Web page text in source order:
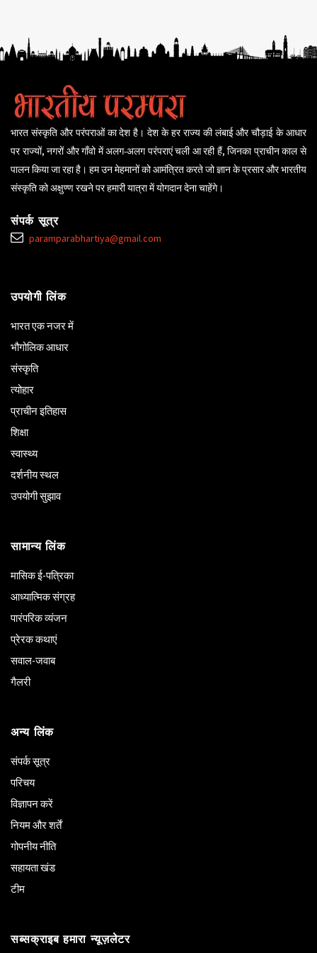
भारत संस्कृति और परंपराओं का देश है। देश के हर राज्य की लंबाई और चौड़ाई के आधार
पर राज्यों, नगरों और गाँवो में अलग-अलग परंपराएं चली आ रही हैं, जिनका प्राचीन काल से
पालन किया जा रहा है। हम उन मेहमानों को आमंत्रित करते जो ज्ञान के प्रसार और भारतीय
संस्कृति को अक्षुण्ण रखने पर हमारी यात्रा में योगदान देना चाहेंगे।
संपर्क सूत्र
paramparabhartiya@gmail.com
उपयोगी लिंक
भारत एक नजर में
भौगोलिक आधार
संस्कृति
त्योहार
प्राचीन इतिहास
शिक्षा
स्वास्थ्य
दर्शनीय स्थल
उपयोगी सुझाव
सामान्य लिंक
मासिक ई-पत्रिका
आध्यात्मिक संग्रह
पारंपरिक व्यंजन
प्रेरक कथाएं
सवाल-जवाब
गैलरी
अन्य लिंक
संपर्क सूत्र
परिचय
विज्ञापन करें
नियम और शर्तें
गोपनीय नीति
सहायता खंड
टीम
सब्सक्राइब हमारा न्यूज़लेटर